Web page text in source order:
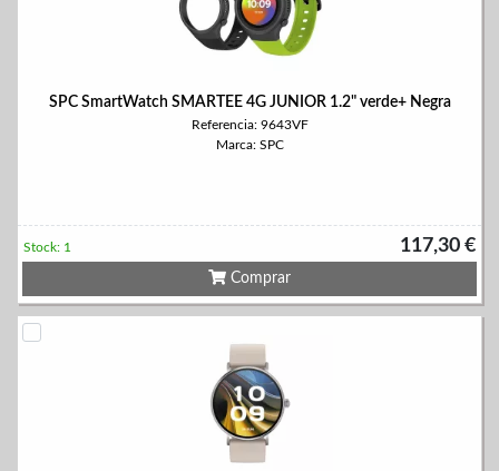
SPC SmartWatch SMARTEE 4G JUNIOR 1.2" verde+ Negra
Referencia: 9643VF
Marca: SPC
117,30 €
Stock: 1
Comprar